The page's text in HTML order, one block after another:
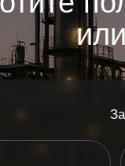
* Нажимая на кнопку, вы